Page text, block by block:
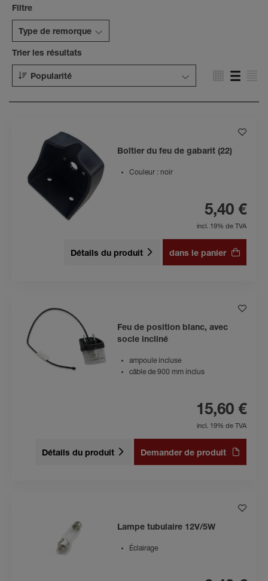
Filtre
Type de remorque
Trier les résultats
Popularité
Boîtier du feu de gabarit (22)
Couleur : noir
5,40 €
incl. 19% de TVA
Détails du produit dans le panier
Feu de position blanc, avec
socle incliné
ampoule incluse
câble de 900 mm inclus
15,60 €
incl. 19% de TVA
Détails du produit Demander de produit
Lampe tubulaire 12V/5W
Éclairage